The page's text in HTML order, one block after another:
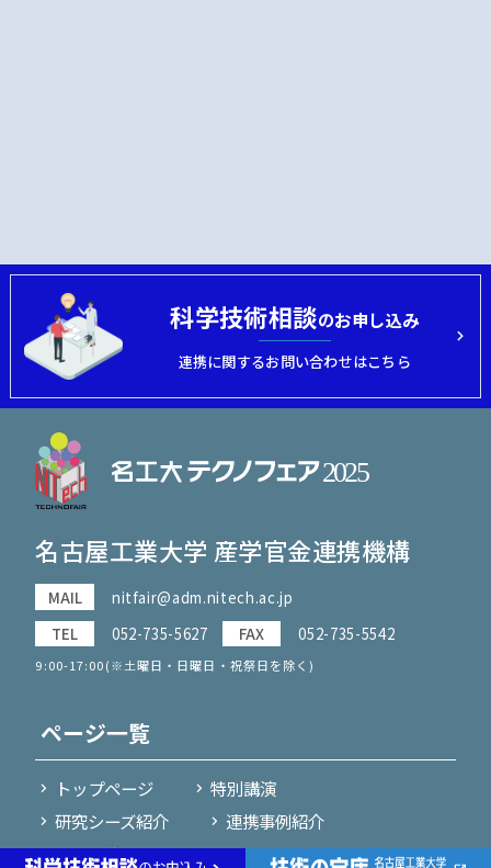
科学技術相談のお申し込み
連携に関するお問い合わせはこちら
名古屋工業大学 産学官金連携機構
MAIL
nitfair@adm.nitech.ac.jp
TEL
052-735-5627 FAX 052-735-5542
9:00-17:00(※土曜日・日曜日・祝祭日を除く)
ページ一覧
トップページ
特別講演
研究シーズ紹介
連携事例紹介
特別講演アーカイブ